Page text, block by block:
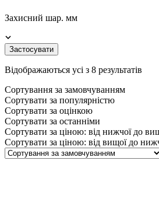
Захисний шар. мм
Застосувати
Відображаються усі з 8 результатів
Сортування за замовчуванням
Сортувати за популярністю
Сортувати за оцінкою
Сортувати за останніми
Сортувати за ціною: від нижчої до
Сортувати за ціною: від вищої до